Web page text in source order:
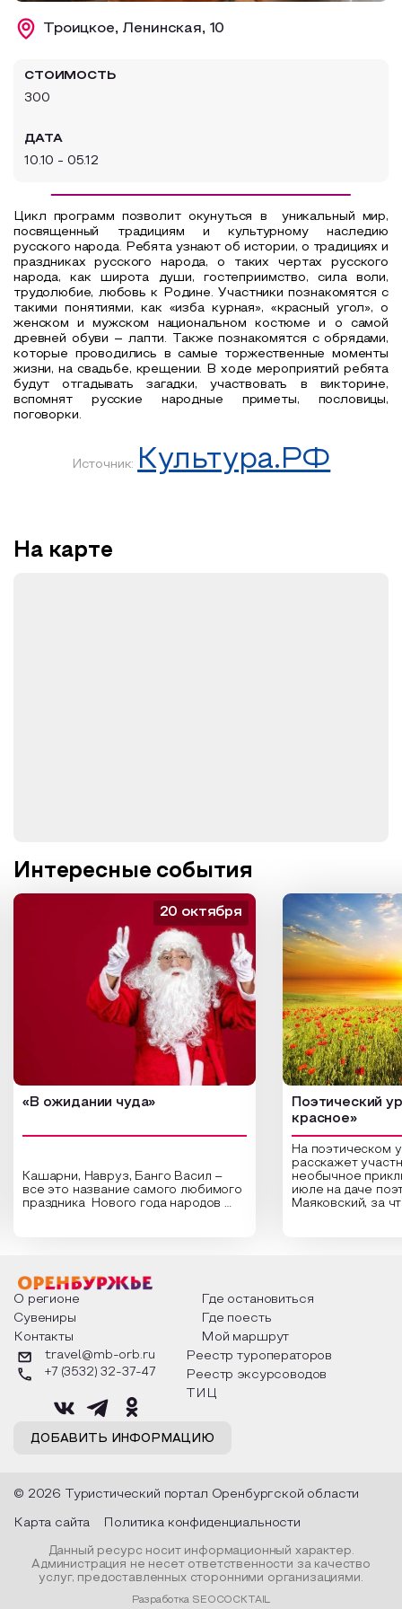
Образовательный туризм
Троицкое, Ленинская, 10
СТОИМОСТЬ
300
ДАТА
10.10 - 05.12
Цикл программ позволит окунуться в уникальный мир,
посвященный традициям и культурному наследию
русского народа. Ребята узнают об истории, о традициях и
праздниках русского народа, о таких чертах русского
народа, как широта души, гостеприимство, сила воли,
трудолюбие, любовь к Родине. Участники познакомятся с
такими понятиями, как «изба курная», «красный угол», о
женском и мужском национальном костюме и о самой
древней обуви – лапти. Также познакомятся с обрядами,
которые проводились в самые торжественные моменты
жизни, на свадьбе, крещении.
В ходе мероприятий ребята
будут отгадывать загадки, участвовать в викторине,
вспомнят русские народные приметы, пословицы,
поговорки.
Источник: Культура.РФ
На карте
Интересные события
«В ожидании чуда»
Кашарни, Навруз, Банго Васил –
все это название самого любимого
праздника Нового года народов
о том, как встречают новый год в
разных уголках страны, какие
обряды совершают на удачу и
благополучие, в чем схожи и
различаются традиции. Кто такой
Дед Мороз и откуда он пришел, как
его называют в разных уголках
страны и как появились елочные
20 октября
Поэтический
красное»
На поэтическом
расскажет
необычное
июле на даче
Маяковский, за
Твардовского и
каждой строчке
восхищение
яркому времени
О регионе
Где остановиться
Сувениры
Где поесть
Контакты
Мой маршрут
ДОБАВИТЬ ИНФОРМАЦИЮ
travel@mb-orb.ru
+7 (3532) 32-37-47
Реестр туроператоров
Реестр эксурсоводов
ТИЦ
© 2026 Туристический портал Оренбургской области
Карта сайта Политика конфиденциальности
Данный ресурс носит информационный характер.
Администрация не несет ответственности за качество
услуг, предоставленных сторонними организациями.
Разработка SEOCOCKTAIL